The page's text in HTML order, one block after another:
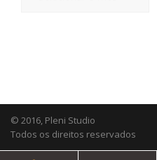
© 2016, Pleni Studio
Todos os direitos reservados